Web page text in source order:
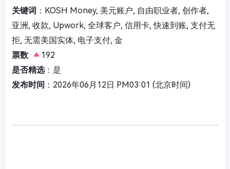
关键词 ：KOSH Money, 美元账户, 自由职业者, 创作者,
亚洲, 收款, Upwork, 全球客户, 信用卡, 快速到账, 支付无
拒, 无需美国实体, 电子支付, 金
票数:
192
是否精选：是
发布时间 ：2026年06月12日 PM03:01 (北京时间)